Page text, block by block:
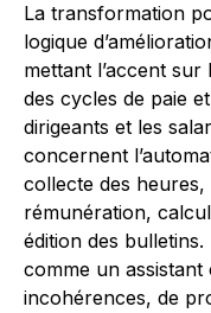
La transformation
logique
mettant l’accent sur
des cycles de paie
dirigeants et les
concernent
collecte des
rémunération,
édition des bulletins.
comme un
incohérences, de